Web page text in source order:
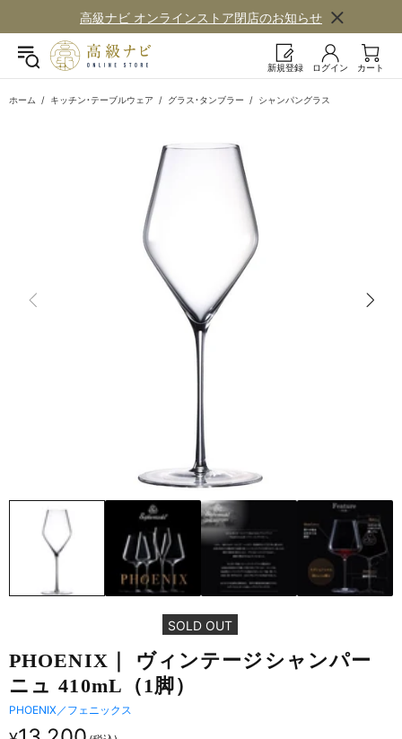
高級ナビ オンラインストア閉店の​お知らせ
新規登録 ログイン カート
ホーム キッチン・テーブルウェア グラス・タンブラー シャンパングラス
SOLD OUT
PHOENIX｜ ヴィンテージシャンパー
ニュ 410mL​（1脚）
PHOENIX／フェニックス